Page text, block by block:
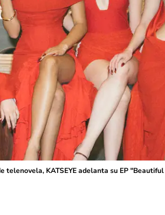
telenovela, KATSEYE adelanta su EP